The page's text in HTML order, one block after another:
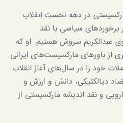
در دهه نخست انقلاب
برخوردهای سیاسی با نقد
عبدالکریم سروش هستیم. او که
از باورهای مارکسیست‌های ایرانی
خود را در سال‌های آغاز انقلاب
دیالکتیکی، دانش و ارزش و
و نقد اندیشه مارکسیستی از